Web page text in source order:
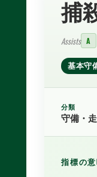
捕
Assists A
基本守
分類
守備・
指標の